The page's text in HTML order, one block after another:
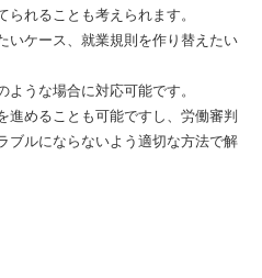
れることも考えられます。
いケース、就業規則を作り替えたい
うな場合に対応可能です。
進めることも可能ですし、労働審判
ブルにならないよう適切な方法で解